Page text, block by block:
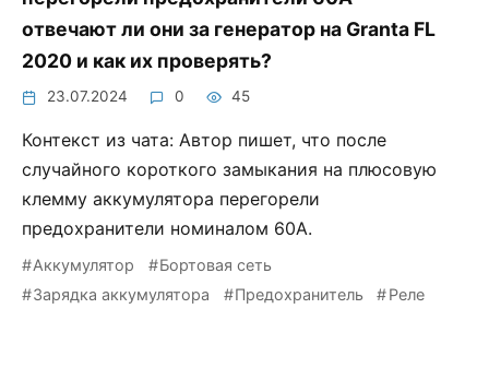
отвечают ли они за генератор на Granta FL
2020 и как их проверять?
23.07.2024 0 45
Контекст из чата: Автор пишет, что после
случайного короткого замыкания на плюсовую
клемму аккумулятора перегорели
предохранители номиналом 60А.
Аккумулятор
Бортовая сеть
Зарядка аккумулятора
Предохранитель Реле